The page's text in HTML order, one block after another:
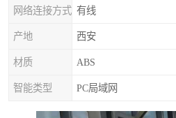
网络连接方式 有线
产地 西安
材质 ABS
智能类型 PC局域网